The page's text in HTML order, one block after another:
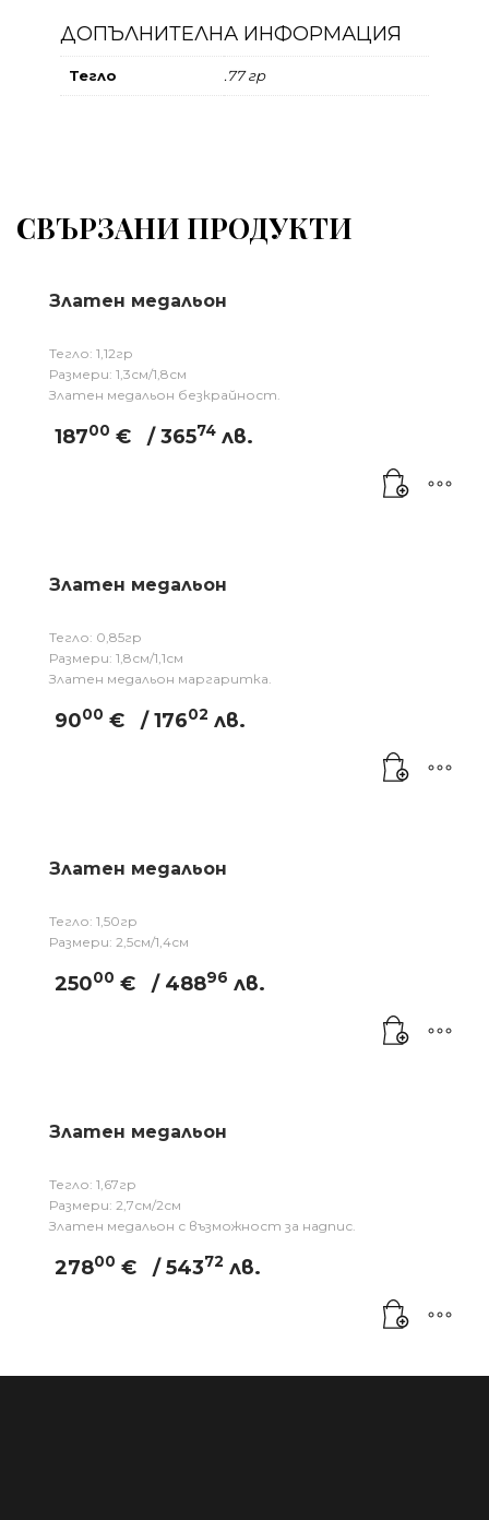
ДОПЪЛНИТЕЛНА ИНФОРМАЦИЯ
Тегло .77 гр
СВЪРЗАНИ ПРОДУКТИ
Златен медальон
Тегло: 1,12гр
Размери: 1,3см/1,8см
Златен медальон безкрайност.
18700 € / 36574 лв.
Златен медальон
Тегло: 0,85гр
Размери: 1,8см/1,1см
Златен медальон маргаритка.
9000 € / 17602 лв.
Златен медальон
Тегло: 1,50гр
Размери: 2,5см/1,4см
25000 € / 48896 лв.
Златен медальон
Тегло: 1,67гр
Размери: 2,7см/2см
Златен медальон с възможност за надпис.
27800 € / 54372 лв.